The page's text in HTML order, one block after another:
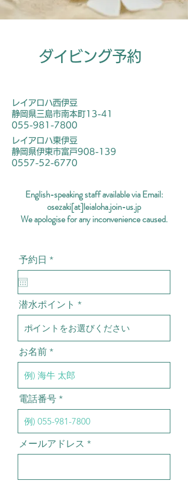
ダイビング予約
レイアロハ西伊豆
​静岡県三島市南本町13-41
055-981-7800
レイアロハ東伊豆
​静岡県伊東市富戸908-139
0557-52-6770
English-speaking staff available via Email:
osezaki[at]leialoha.join-us.jp
We apologise for any inconvenience caused.
予約日 *r
e
i
r
e
d
潜水ポイント
お名前
電話番号
メールアドレス